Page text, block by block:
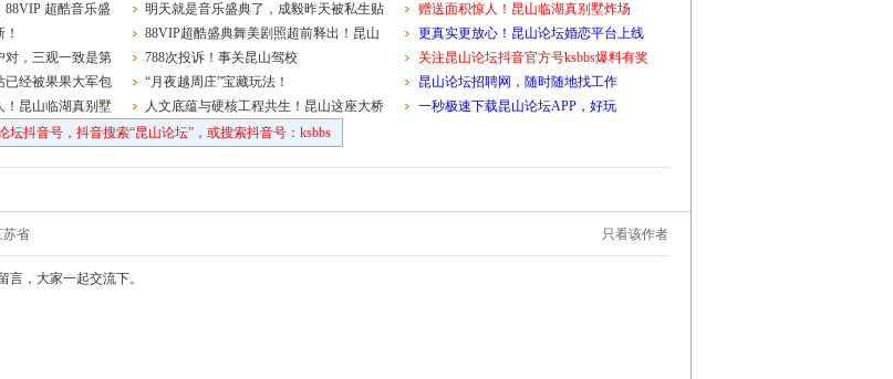
88VIP 超酷音乐盛
对，三观一致是第
已经被果果大军包
！昆山临湖真别墅
工.保安.消控.业务.店员.物业维修.保洁
明天就是音乐盛典了，成毅昨天被私生贴
车了，大家一定要理智追星啊！
88VIP超酷盛典舞美剧照超前释出！昆山
奥体中心，期待与你现场相见
788次投诉！事关昆山驾校
“月夜越周庄”宝藏玩法！
人文底蕴与硬核工程共生！昆山这座大桥
像绽放的并蒂莲
赠送面积惊人！昆山临湖真别墅炸场
更真实更放心！昆山论坛婚恋平台上线
关注昆山论坛抖音官方号ksbbs爆料有奖
昆山论坛招聘网，随时随地找工作
一秒极速下载昆山论坛APP，好玩
坛抖音号，抖音搜索“昆山论坛”，或搜索抖音号：ksbbs
只看该作者
苏省
言，大家一起交流下。